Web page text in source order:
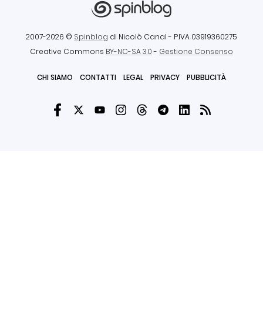
2007-2026 © Spinblog di Nicolò Canal - P.IVA 03919360275
Creative Commons BY-NC-SA 3.0- Gestione Consenso
CHI SIAMO CONTATTI LEGAL PRIVACY PUBBLICITÀ